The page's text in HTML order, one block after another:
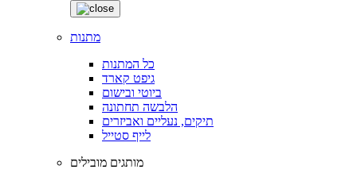
מתנות
כל המתנות
גיפט קארד
ביוטי ובישום
הלבשה תחתונה
תיקים, נעליים ואביזרים
לייף סטייל
מותגים מובילים